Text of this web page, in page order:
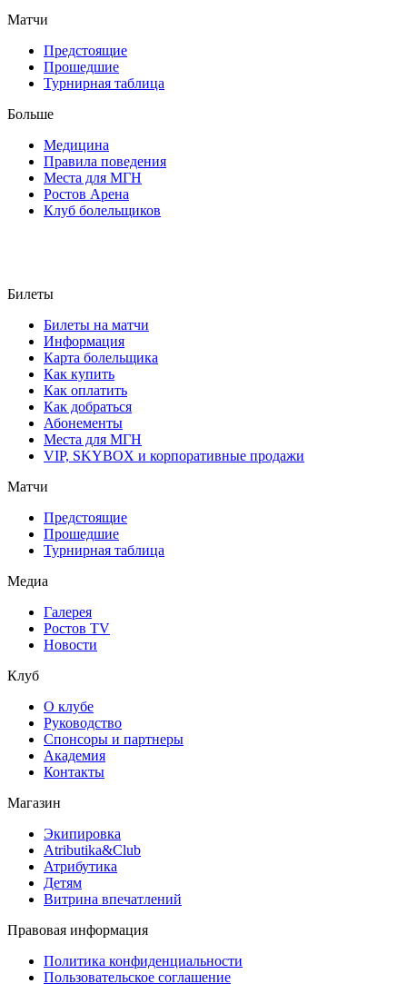
Матчи
Предстоящие
Прошедшие
Турнирная таблица
Больше
Медицина
Правила поведения
Места для МГН
Ростов Арена
Клуб болельщиков
Билеты
Билеты на матчи
Информация
Карта болельщика
Как купить
Как оплатить
Как добраться
Абонементы
Места для МГН
VIP, SKYBOX и корпоративные продажи
Матчи
Предстоящие
Прошедшие
Турнирная таблица
Медиа
Галерея
Ростов TV
Новости
Клуб
О клубе
Руководство
Спонсоры и партнеры
Академия
Контакты
Магазин
Экипировка
Atributika&Club
Атрибутика
Детям
Витрина впечатлений
Правовая информация
Политика конфиденциальности
Пользовательское соглашение